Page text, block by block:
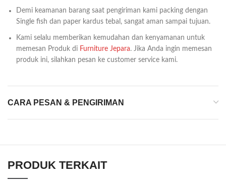
Demi keamanan barang saat pengiriman kami packing dengan
Single fish dan paper kardus tebal, sangat aman sampai tujuan.
Kami selalu memberikan kemudahan dan kenyamanan untuk
memesan Produk di Furniture Jepara. Jika Anda ingin memesan
produk ini, silahkan pesan ke customer service kami.
CARA PESAN & PENGIRIMAN
PRODUK TERKAIT